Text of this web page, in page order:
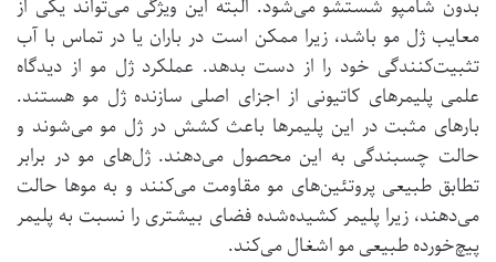
بدون شامپو شستشو می‌شود. البته این ویژگی می‌تواند یکی از
معایب ژل مو باشد، زیرا ممکن است در باران یا در تماس با آب
تثبیت‌کنندگی خود را از دست بدهد. عملکرد ژل مو از دیدگاه
علمی پلیمرهای کاتیونی از اجزای اصلی سازنده ژل مو هستند.
بارهای مثبت در این پلیمرها باعث کشش در ژل مو می‌شوند و
حالت چسبندگی به این محصول می‌دهند. ژل‌های مو در برابر
تطابق طبیعی پروتئین‌های مو مقاومت می‌کنند و به موها حالت
می‌دهند، زیرا پلیمر کشیده‌شده فضای بیشتری را نسبت به پلیمر
پیچ‌خورده طبیعی مو اشغال می‌کند.